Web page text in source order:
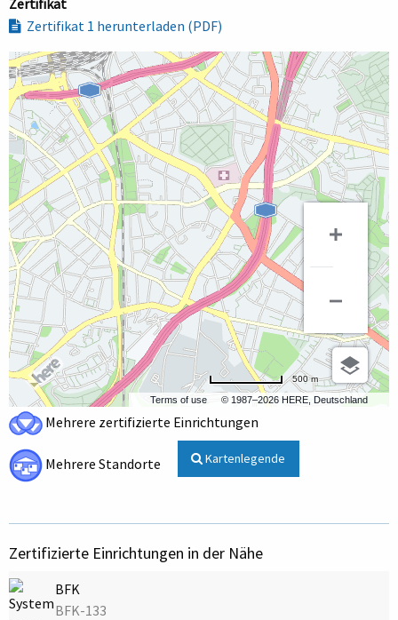
Zertifikat
Zertifikat 1 herunterladen (PDF)
Terms of use © 1987–2026 HERE, Deutschland
500 m
Mehrere zertifizierte Einrichtungen
Mehrere Standorte Kartenlegende
Zertifizierte Einrichtungen in der Nähe
BFK
BFK-133